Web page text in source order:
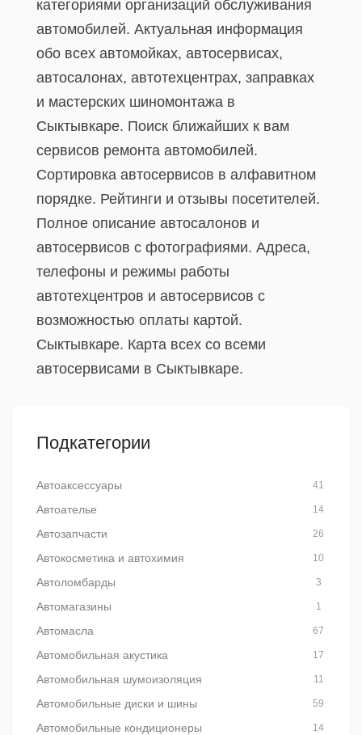
категориями организаций обслуживания
автомобилей. Актуальная информация
обо всех автомойках, автосервисах,
автосалонах, автотехцентрах, заправках
и мастерских шиномонтажа в
Сыктывкаре. Поиск ближайших к вам
сервисов ремонта автомобилей.
Сортировка автосервисов в алфавитном
порядке. Рейтинги и отзывы посетителей.
Полное описание автосалонов и
автосервисов с фотографиями. Адреса,
телефоны и режимы работы
автотехцентров и автосервисов с
возможностью оплаты картой.
Сыктывкаре. Карта всех со всеми
автосервисами в Сыктывкаре.
Подкатегории
Автоаксессуары 41
Автоателье 14
Автозапчасти 26
Автокосметика и автохимия 10
Автоломбарды 3
Автомагазины 1
Автомасла 67
Автомобильная акустика 17
Автомобильная шумоизоляция 11
Автомобильные диски и шины 59
Автомобильные кондиционеры 14